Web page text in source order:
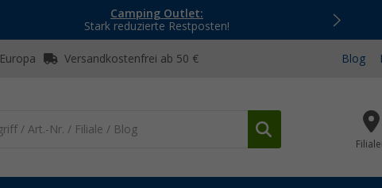
Camping Outlet:
Stark reduzierte Restposten!
Versandkostenfrei ab 50 € Blog